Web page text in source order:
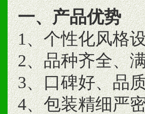
一、产品优势
1、个性化风格
2、品种齐全、
3、口碑好、品
4、包装精细严